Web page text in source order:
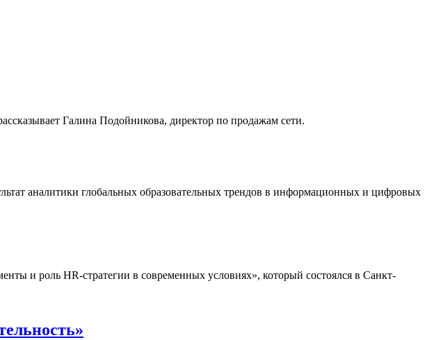
Галина Подойникова, директор по продажам сети.
аналитики глобальных образовательных трендов в информационных и цифровых
и роль HR-стратегии в современных условиях», который состоялся в Санкт-